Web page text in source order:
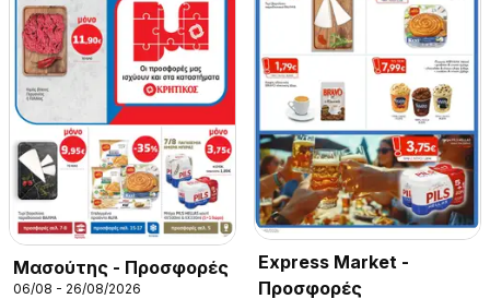
Μασούτης - Προσφορές
06/08 - 26/08/2026
Express Market -
Προσφορές